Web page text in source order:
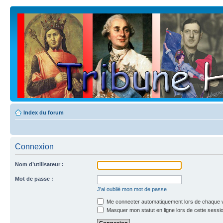
Index du forum
Connexion
Nom d’utilisateur :
Mot de passe :
J’ai oublié mon mot de passe
Me connecter automatiquement lors de chaque
Masquer mon statut en ligne lors de cette